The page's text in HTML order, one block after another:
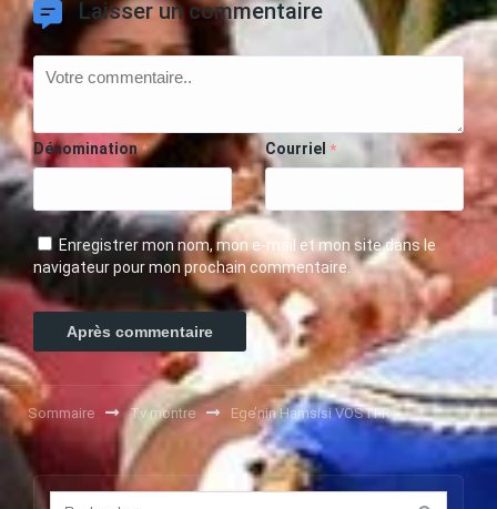
Laisser un commentaire
Dénomination* Courriel *
Enregistrer mon nom, mon e-mail et mon site dans le
navigateur pour mon prochain commentaire.
Sommaire Tv montre Ege’nin Hamsisi VOSTFR